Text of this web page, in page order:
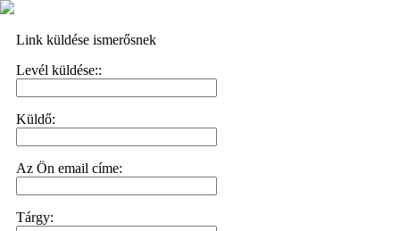
Link küldése ismerősnek
Levél küldése::
Küldő:
Az Ön email címe:
Tárgy: